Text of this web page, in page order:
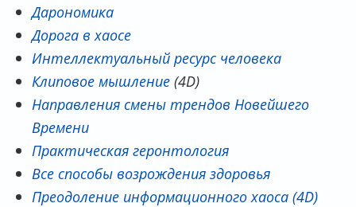
Дарономика
Дорога в хаосе
Интеллектуальный ресурс человека
Клиповое мышление (4D)
Направления смены трендов Новейшего
Времени
Практическая геронтология
Все способы возрождения здоровья
Преодоление информационного хаоса (4D)